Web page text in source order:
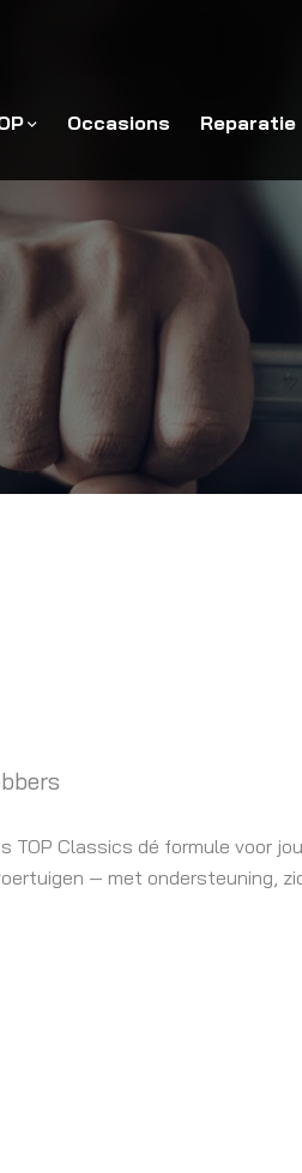
Occasions Reparatie
Classics dé formule voor
— met ondersteuning,